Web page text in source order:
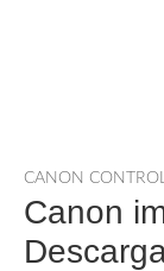
CANON
Canon